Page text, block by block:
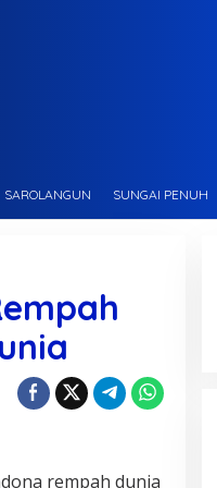
SAROLANGUN SUNGAI PENUH
rempah dunia